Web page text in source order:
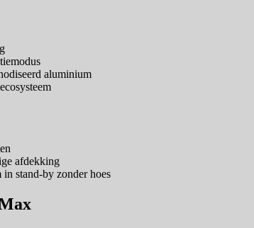
aluminium
afdekking
stand-by zonder hoes